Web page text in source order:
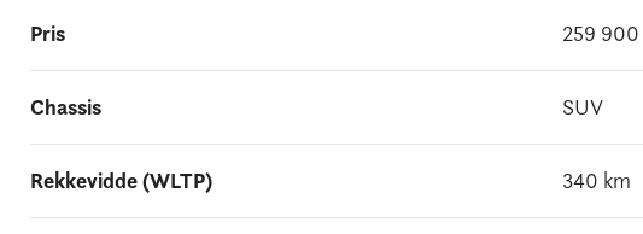
Pris 259 900
Chassis SUV
Rekkevidde (WLTP) 340 km